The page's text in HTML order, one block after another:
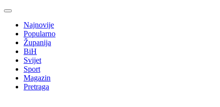
Najnovije
Popularno
Županija
BiH
Svijet
Sport
Magazin
Pretraga